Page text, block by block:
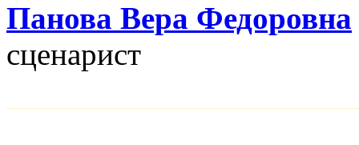
Панова Вера Федоровна
сценарист